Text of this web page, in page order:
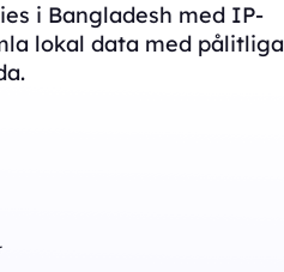
i Bangladesh med IP-
lokal data med pålitliga